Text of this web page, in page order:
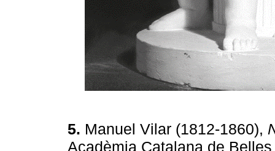
5. Manuel Vilar (1812-1860),
Acadèmia Catalana de